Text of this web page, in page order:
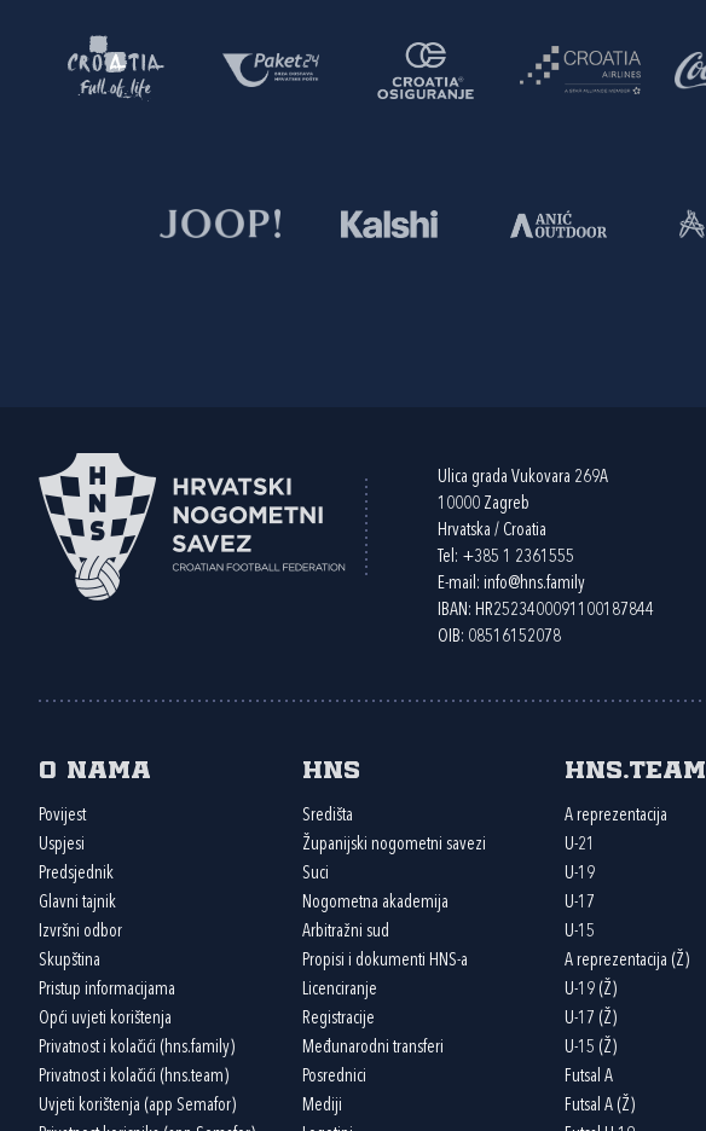
Ulica grada Vukovara 269A
10000 Zagreb
Hrvatska / Croatia
Tel: +385 1 2361555
E-mail: info@hns.family
IBAN: HR2523400091100187844
OIB: 08516152078
O nama
Povijest
Uspjesi
Predsjednik
Glavni tajnik
Izvršni odbor
Skupština
Pristup informacijama
Opći uvjeti korištenja
Privatnost i kolačići (hns.family)
Privatnost i kolačići (hns.team)
Uvjeti korištenja (app Semafor)
HNS
Središta
Županijski nogometni savezi
Suci
Nogometna akademija
Arbitražni sud
Propisi i dokumenti HNS-a
Licenciranje
Registracije
Međunarodni transferi
Posrednici
Mediji
HNS.team
A reprezentacija
U-21
U-19
U-17
U-15
A reprezentacija (Ž)
U-19 (Ž)
U-17 (Ž)
U-15 (Ž)
Futsal A
Futsal A (Ž)